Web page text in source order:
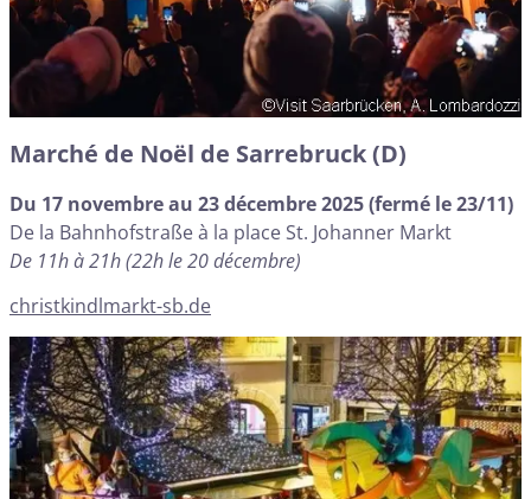
Marché de Noël de Sarrebruck (D)
Du 17 novembre au 23 décembre 2025 (fermé le 23/11)
De la Bahnhofstraße à la place St. Johanner Markt
De 11h à 21h (22h le 20 décembre)
christkindlmarkt-sb.de